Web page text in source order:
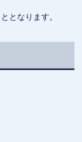
となります。